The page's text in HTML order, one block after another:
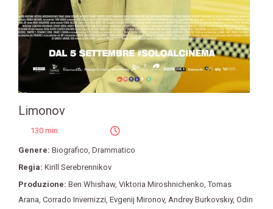
Limonov
130 min
Genere: Biografico Drammatico
Regia: Kirill Serebrennikov
Produzione: Ben Whishaw, Viktoria Miroshnichenko ,Tomas
Arana Corrado Invernizzi Evgenij Mironov, Andrey Burkovskiy, Odin